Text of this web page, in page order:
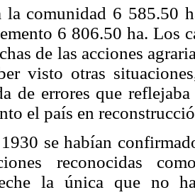
la comunidad 6 585.50
6 806.50 ha. Los
de las acciones
visto otras
de errores que
el país en
se habían
reconocidas
la única que no